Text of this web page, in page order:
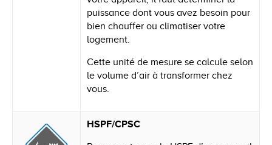
puissance dont vous avez besoin pour
bien chauffer ou climatiser votre
logement.
Cette unité de mesure se calcule selon
le volume d’air à transformer chez
vous.
HSPF/CPSC